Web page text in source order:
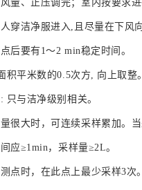
量、正压调完；室内按要求
穿洁净服进入,且尽量在下风向
后要有1～2 min稳定时间。
积平米数的0.5次方, 向上取整。
只与洁净级别相关。
很大时，可连续采样累加。当
应≥1min，采样量≥2L。
点时，在此点上最少采样3次。